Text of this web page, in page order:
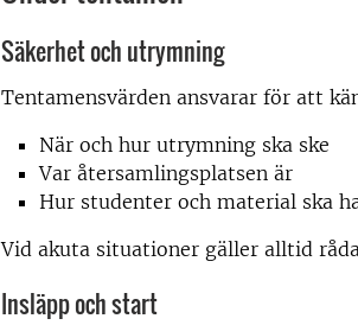
Säkerhet och utrymning
Tentamensvärden ansvarar för att
När och hur utrymning ska ske
Var återsamlingsplatsen är
Hur studenter och material ska
Vid akuta situationer gäller alltid
Insläpp och start